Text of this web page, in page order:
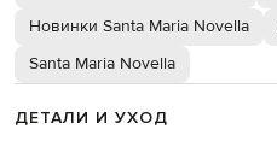
Новинки Santa Maria Novella
Santa Maria Novella
ДЕТАЛИ И УХОД